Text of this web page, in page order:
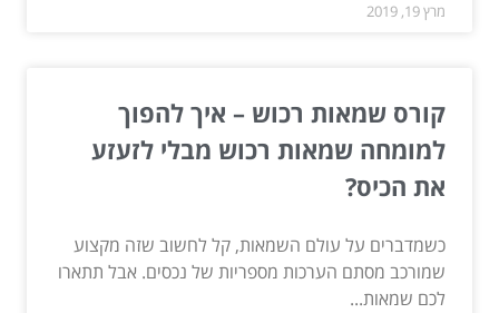
מרץ 19, 2019
קורס שמאות רכוש – איך להפוך
למומחה שמאות רכוש מבלי לזעזע
את הכיס?
כשמדברים על עולם השמאות, קל לחשוב שזה מקצוע
שמורכב מסתם הערכות מספריות של נכסים. אבל תתארו
לכם שמאות...